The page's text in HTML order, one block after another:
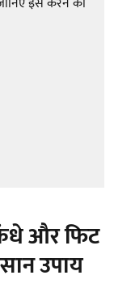
और फिट
उपाय